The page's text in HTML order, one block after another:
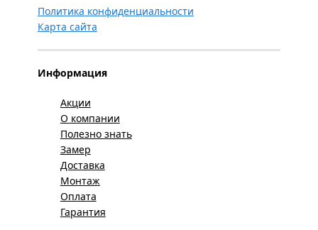
Политика конфиденциальности
Карта сайта
Информация
Акции
О компании
Полезно знать
Замер
Доставка
Монтаж
Оплата
Гарантия